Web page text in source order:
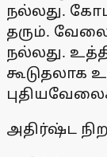
நல்லது.
தரும்.
நல்லது.
கூடுதலாக
அதிர்ஷ்ட